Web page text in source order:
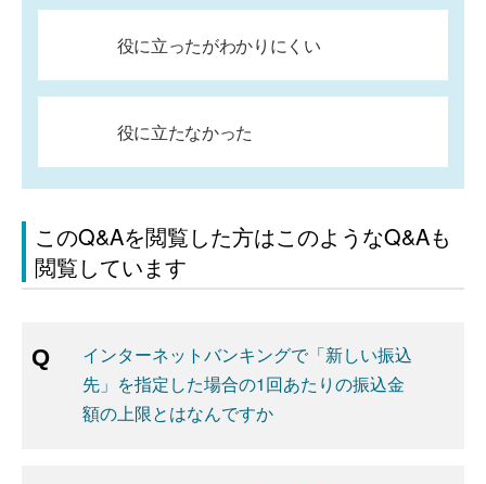
役に立ったがわかりにくい
役に立たなかった
このQ&Aを閲覧した方はこのようなQ&Aも
閲覧しています
インターネットバンキングで「新しい振込
先」を指定した場合の1回あたりの振込金
額の上限とはなんですか